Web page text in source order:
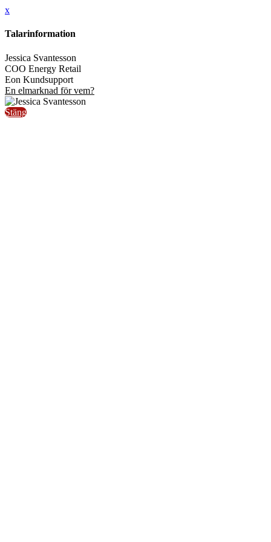
x
Talarinformation
Jessica Svantesson
COO Energy Retail
Eon Kundsupport
En elmarknad för vem?
Stäng